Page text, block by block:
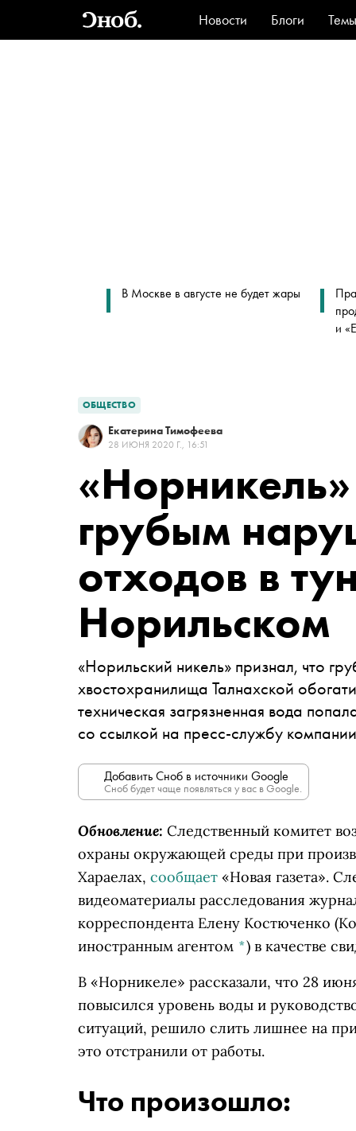
Новости Блоги Темы
Стиль
В Москве в августе не будет жары
и
ОБЩЕСТВО
Екатерина Тимофеева
28 ИЮНЯ 2020 Г., 16:51
грубым
отходов в
Норильском
«Норильский никель» признал, что
хвостохранилища Талнахской
техническая загрязненная вода
со ссылкой на пресс-службу компании
Добавить Сноб в источники Google
Сноб будет чаще появляться у вас в Google.
Обновление: Следственный комитет
охраны окружающей среды при
Хараелах, сообщает «Новая газета».
видеоматериалы расследования
корреспондента Елену Костюченко
иностранным агентом *) в качестве
В «Норникеле» рассказали, что 28
повысился уровень воды и
ситуаций, решило слить лишнее на
это отстранили от работы.
Что произошло: